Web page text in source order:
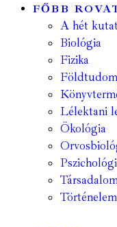
FŐBB
A hét
Biológia
Fizika
Lélektani
Ökológia
Történelem